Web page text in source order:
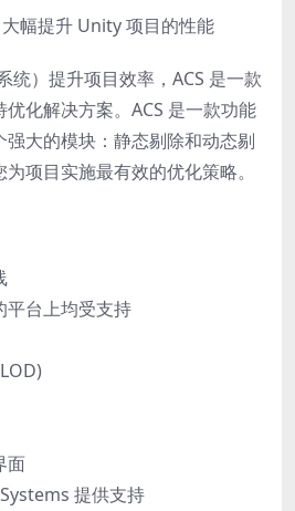
幅提升 Unity 项目的性能
统）提升项目效率，ACS 是一款
优化解决方案。ACS 是一款功能
大的模块： 静态剔除和动态剔
为项目实施最有效的优化策略。
平台上均受支持
面
提供支持